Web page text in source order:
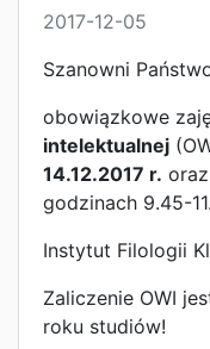
2017-12-05
Szanowni
obowiązkowe
intelektualnej
14.12.2017 r. oraz
godzinach 9.45-
Instytut Filologii
Zaliczenie OWI
roku studiów!